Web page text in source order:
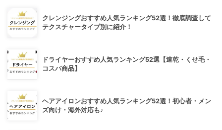
クレンジングおすすめ人気ランキング52選！徹底調査して
テクスチャータイプ別に紹介！
ドライヤーおすすめ人気ランキング52選【速乾・くせ毛・
コスパ商品】
ヘアアイロンおすすめ人気ランキング52選！初心者・メン
ズ向け・海外対応も♪